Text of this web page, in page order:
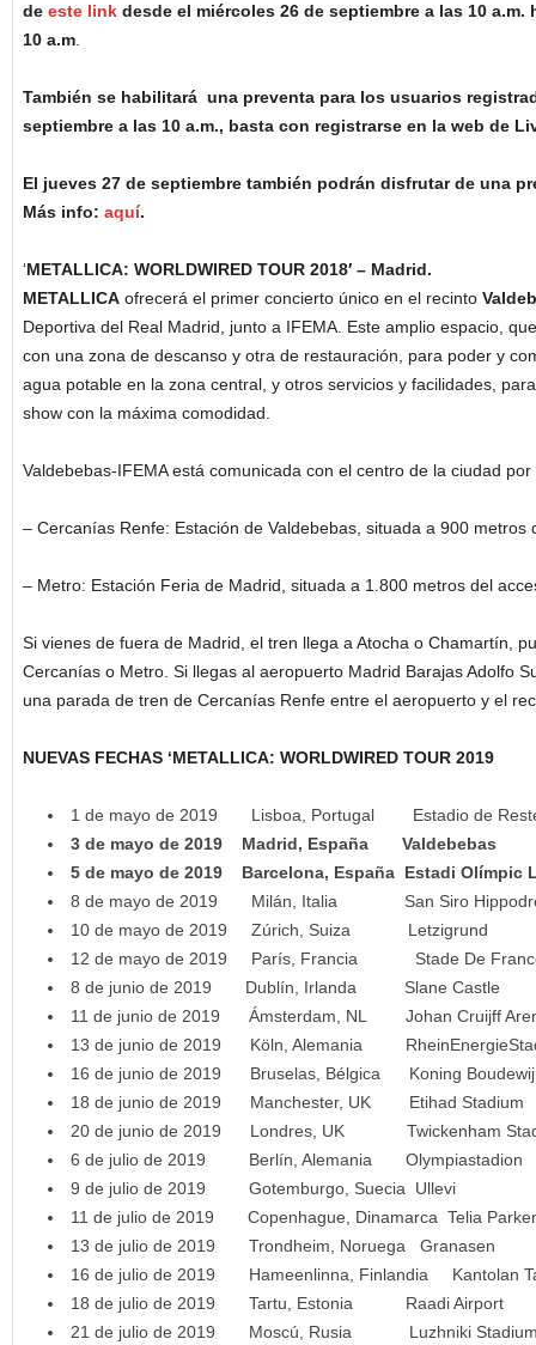
de este link desde el miércoles 26 de septiembre a las 10
10 a.m
También se habilitará una preventa para los usuarios
septiembre a las 10 a.m., basta con registrarse en la web de
El jueves 27 de septiembre también podrán disfrutar de una
Más info: aquí.
‘METALLICA: WORLDWIRED TOUR 2018′ – Madrid.
METALLICA ofrecerá el primer concierto único en el recinto
Deportiva del Real Madrid, junto a IFEMA. Este amplio espacio,
con una zona de descanso y otra de restauración, para poder y
agua potable en la zona central, y otros servicios y facilidades,
show con la máxima comodidad.
Valdebebas-IFEMA está comunicada con el centro de la ciudad
– Cercanías Renfe: Estación de Valdebebas, situada a 900 metros
– Metro: Estación Feria de Madrid, situada a 1.800 metros del
Si vienes de fuera de Madrid, el tren llega a Atocha o Chamartín,
Cercanías o Metro. Si llegas al aeropuerto Madrid Barajas Adolfo
una parada de tren de Cercanías Renfe entre el aeropuerto y el
NUEVAS FECHAS ‘METALLICA: WORLDWIRED TOUR 2019
1 de mayo de 2019 Lisboa, Portugal Estadio de
3 de mayo de 2019 Madrid, España Valdebebas
5 de mayo de 2019 Barcelona, España Estadi Olímpic
8 de mayo de 2019 Milán, Italia San Siro
10 de mayo de 2019 Zúrich, Suiza Letzigrund
12 de mayo de 2019 París, Francia Stade De
8 de junio de 2019 Dublín, Irlanda Slane Castle
11 de junio de 2019 Ámsterdam, NL Johan Cruijff
13 de junio de 2019 Köln, Alemania
16 de junio de 2019 Bruselas, Bélgica Koning
18 de junio de 2019 Manchester, UK Etihad Stadium
20 de junio de 2019 Londres, UK Twickenham
6 de julio de 2019 Berlín, Alemania Olympiastadion
9 de julio de 2019 Gotemburgo, Suecia Ullevi
11 de julio de 2019 Copenhague, Dinamarca Telia
13 de julio de 2019 Trondheim, Noruega Granasen
16 de julio de 2019 Hameenlinna, Finlandia Kantolan
18 de julio de 2019 Tartu, Estonia Raadi Airport
21 de julio de 2019 Moscú, Rusia Luzhniki